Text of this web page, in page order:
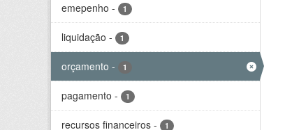
emepenho - 1
liquidação - 1
orçamento - 1
pagamento - 1
recursos financeiros - 1